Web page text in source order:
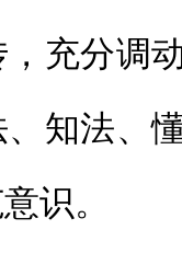
充分调
知法、
识。